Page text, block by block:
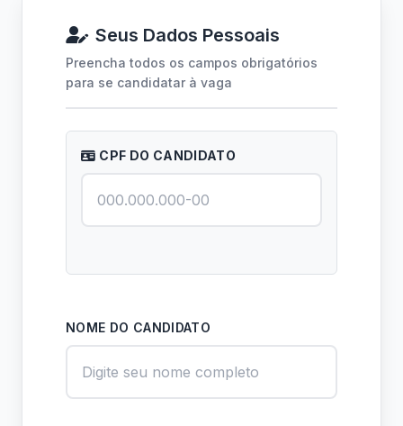
Seus Dados Pessoais
Preencha todos os campos obrigatórios
para se candidatar à vaga
CPF DO CANDIDATO
NOME DO CANDIDATO